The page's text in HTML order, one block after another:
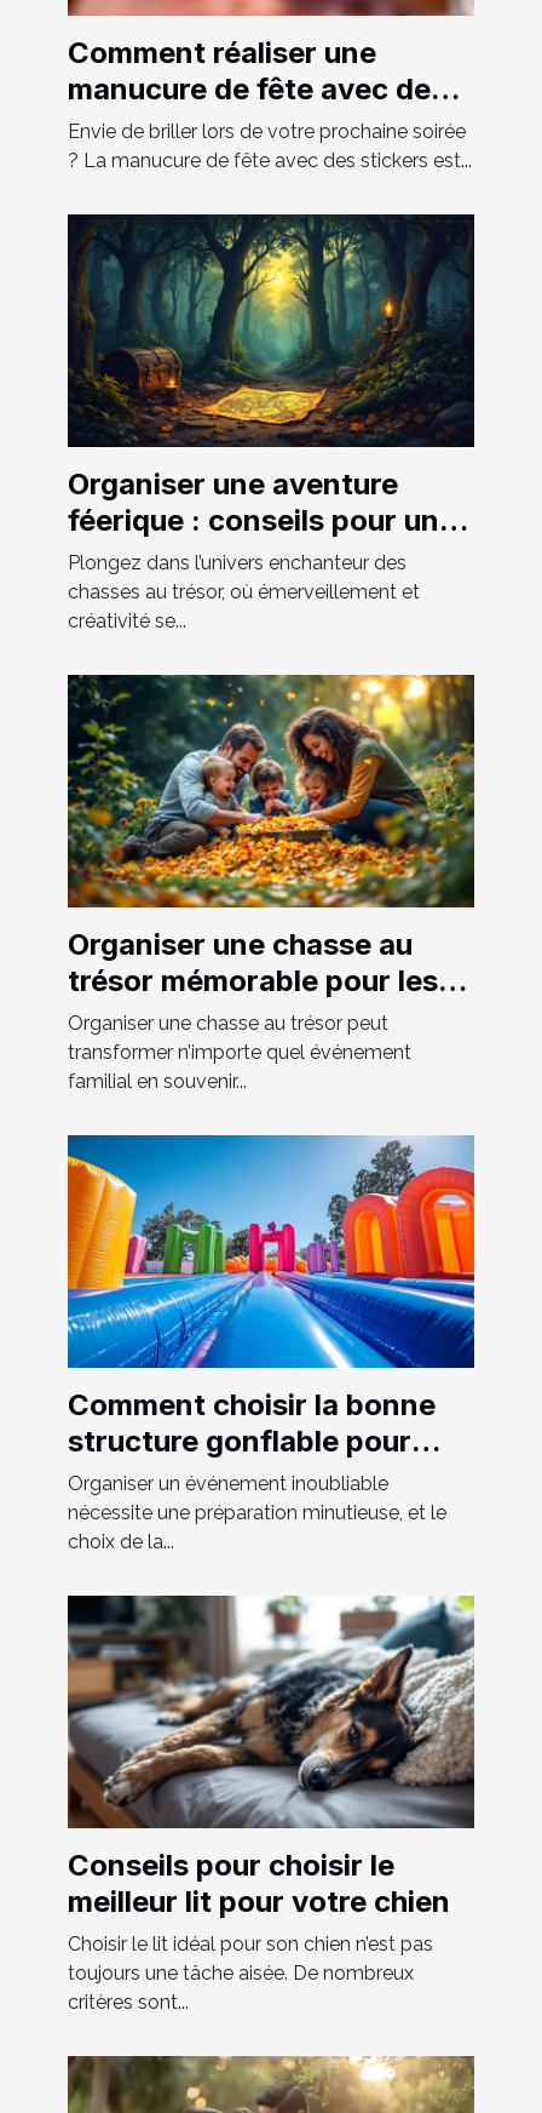
Comment réaliser une
manucure de fête avec des
stickers ?
Envie de briller lors de votre prochaine soirée
? La manucure de fête avec des stickers est...
Organiser une aventure
féerique : conseils pour une
chasse au trésor réussie
Plongez dans l’univers enchanteur des
chasses au trésor, où émerveillement et
créativité se...
Organiser une chasse au
trésor mémorable pour les
événements familiaux
Organiser une chasse au trésor peut
transformer n’importe quel événement
familial en souvenir...
Comment choisir la bonne
structure gonflable pour
votre événement
Organiser un événement inoubliable
nécessite une préparation minutieuse, et le
choix de la...
Conseils pour choisir le
meilleur lit pour votre chien
Choisir le lit idéal pour son chien n’est pas
toujours une tâche aisée. De nombreux
critères sont...